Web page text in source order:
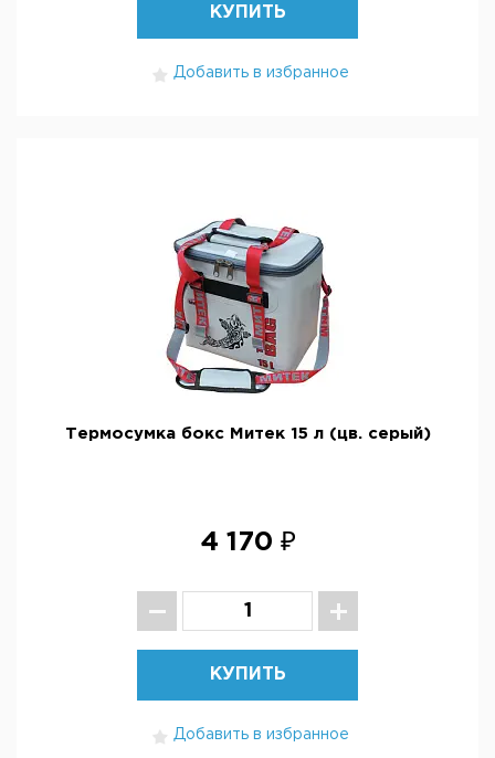
КУПИТЬ
Добавить в избранное
Термосумка бокс Митек 15 л (цв. серый)
4 170 ₽
КУПИТЬ
Добавить в избранное